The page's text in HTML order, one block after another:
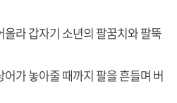
라 갑자기 소년의 팔꿈치와 팔뚝
가 놓아줄 때까지 팔을 흔들며 버